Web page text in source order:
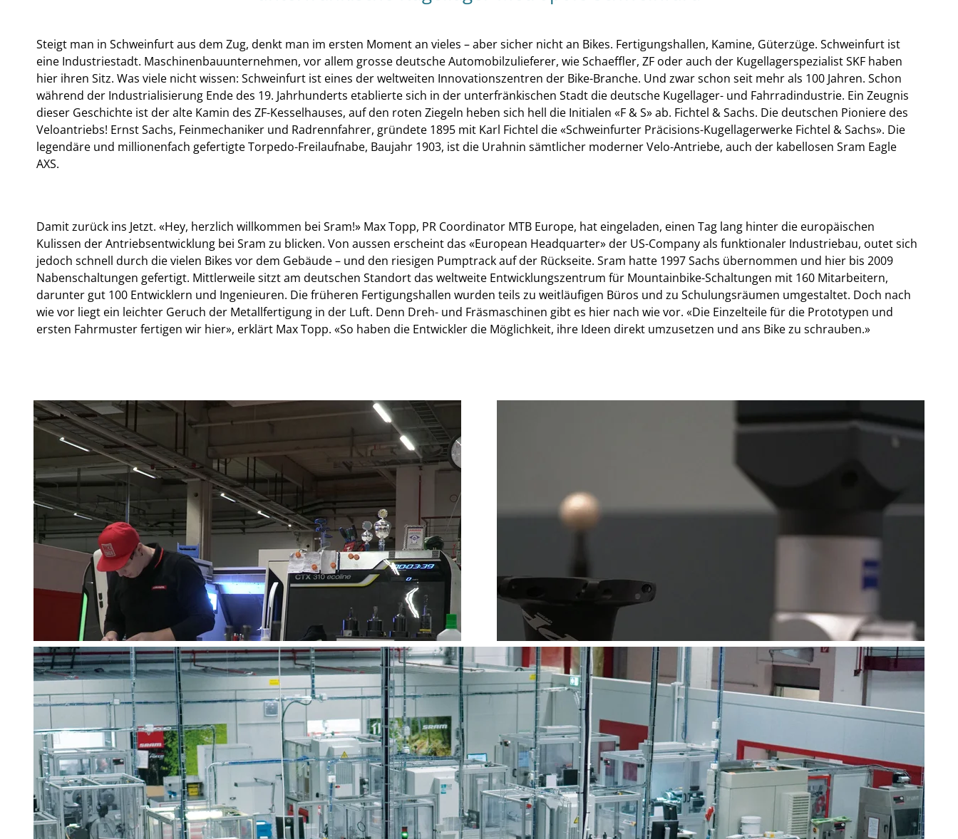
Steigt man in Schweinfurt aus dem Zug, denkt man im ersten Moment an vieles – aber sicher nicht an Bikes. Fertigungshallen, Kamine, Güterzüge. Schweinfurt ist
eine Industriestadt. Maschinenbauunternehmen, vor allem grosse deutsche Automobilzulieferer, wie Schaeffler, ZF oder auch der Kugellagerspezialist SKF haben
hier ihren Sitz. Was viele nicht wissen: Schweinfurt ist eines der weltweiten Innovationszentren der Bike-Branche. Und zwar schon seit mehr als 100 Jahren. Schon
während der Industrialisierung Ende des 19. Jahrhunderts etablierte sich in der unterfränkischen Stadt die deutsche Kugellager- und Fahrradindustrie. Ein Zeugnis
dieser Geschichte ist der alte Kamin des ZF-Kesselhauses, auf den roten Ziegeln heben sich hell die Initialen «F & S» ab. Fichtel & Sachs. Die deutschen Pioniere des
Veloantriebs! Ernst Sachs, Feinmechaniker und Radrennfahrer, gründete 1895 mit Karl Fichtel die «Schweinfurter Präcisions-Kugellagerwerke Fichtel & Sachs». Die
legendäre und millionenfach gefertigte Torpedo-Freilaufnabe, Baujahr 1903, ist die Urahnin sämtlicher moderner Velo-Antriebe, auch der kabellosen Sram Eagle
AXS.
Damit zurück ins Jetzt. «Hey, herzlich willkommen bei Sram!» Max Topp, PR Coordinator MTB Europe, hat eingeladen, einen Tag lang hinter die europäischen
Kulissen der Antriebsentwicklung bei Sram zu blicken. Von aussen erscheint das «European Headquarter» der US-Company als funktionaler Industriebau, outet sich
jedoch schnell durch die vielen Bikes vor dem Gebäude – und den riesigen Pumptrack auf der Rückseite. Sram hatte 1997 Sachs übernommen und hier bis 2009
Nabenschaltungen gefertigt. Mittlerweile sitzt am deutschen Standort das weltweite Entwicklungszentrum für Mountainbike-Schaltungen mit 160 Mitarbeitern,
darunter gut 100 Entwicklern und Ingenieuren. Die früheren Fertigungshallen wurden teils zu weitläufigen Büros und zu Schulungsräumen umgestaltet. Doch nach
wie vor liegt ein leichter Geruch der Metallfertigung in der Luft. Denn Dreh- und Fräsmaschinen gibt es hier nach wie vor. «Die Einzelteile für die Prototypen und
ersten Fahrmuster fertigen wir hier», erklärt Max Topp. «So haben die Entwickler die Möglichkeit, ihre Ideen direkt umzusetzen und ans Bike zu schrauben.»